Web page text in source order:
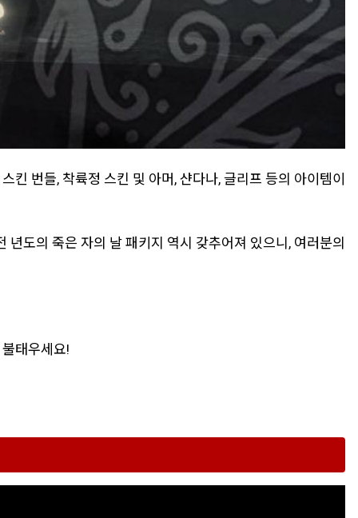
번들, 착륙정 스킨 및 아머, 샨다나, 글리프 등의 아이템이
도의 죽은 자의 날 패키지 역시 갖추어져 있으니, 여러분의
태우세요!